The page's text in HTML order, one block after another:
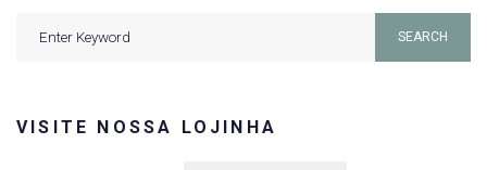
SEARCH
VISITE NOSSA LOJINHA